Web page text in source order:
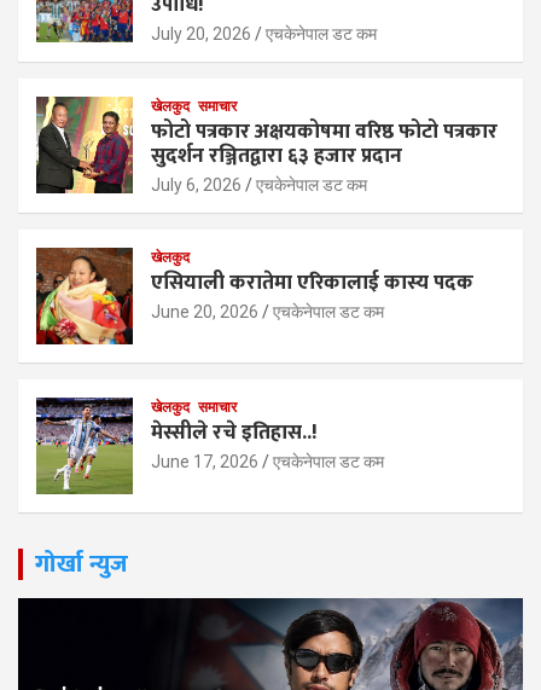
July 20, 2026 एचकेनेपाल डट कम
खेलकुद समाचार
फोटो पत्रकार अक्षयकोषमा वरिष्ठ फोटो पत्रकार
सुदर्शन रञ्जितद्वारा ६३ हजार प्रदान
July 6, 2026 एचकेनेपाल डट कम
खेलकुद
एसियाली करातेमा एरिकालाई कास्य पदक
June 20, 2026 एचकेनेपाल डट कम
खेलकुद समाचार
मेस्सीले रचे इतिहास..!
June 17, 2026 एचकेनेपाल डट कम
गोर्खा न्युज